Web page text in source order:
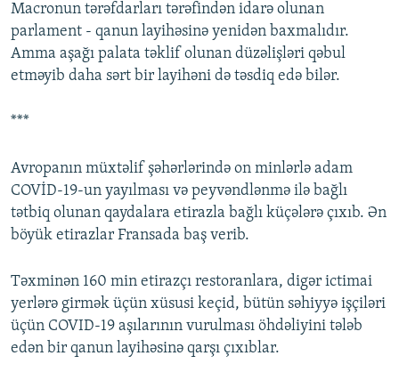
Macronun tərəfdarları tərəfindən idarə olunan
parlament - qanun layihəsinə yenidən baxmalıdır.
Amma aşağı palata təklif olunan düzəlişləri qəbul
etməyib daha sərt bir layihəni də təsdiq edə bilər.
***
Avropanın müxtəlif şəhərlərində on minlərlə adam
COVİD-19-un yayılması və peyvəndlənmə ilə bağlı
tətbiq olunan qaydalara etirazla bağlı küçələrə çıxıb. Ən
böyük etirazlar Fransada baş verib.
Təxminən 160 min etirazçı restoranlara, digər ictimai
yerlərə girmək üçün xüsusi keçid, bütün səhiyyə işçiləri
üçün COVID-19 aşılarının vurulması öhdəliyini tələb
edən bir qanun layihəsinə qarşı çıxıblar.